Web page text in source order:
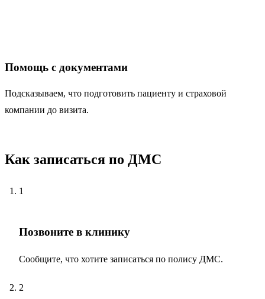
Помощь с документами
Подсказываем, что подготовить пациенту и страховой
компании до визита.
Как записаться по ДМС
1
Позвоните в клинику
Сообщите, что хотите записаться по полису ДМС.
2